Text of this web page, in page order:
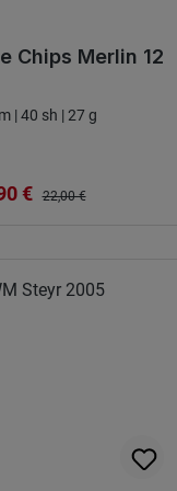
Chips Merlin 12
| 40 sh | 27 g
€ Preço normal:
22,00 €